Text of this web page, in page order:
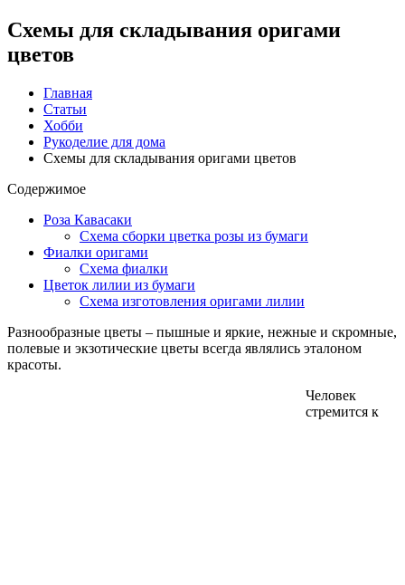
Схемы для складывания оригами
цветов
Главная
Статьи
Хобби
Рукоделие для дома
Схемы для складывания оригами цветов
Содержимое
Роза Кавасаки
Схема сборки цветка розы из бумаги
Фиалки оригами
Схема фиалки
Цветок лилии из бумаги
Схема изготовления оригами лилии
Разнообразные цветы – пышные и яркие, нежные и скромные,
полевые и экзотические цветы всегда являлись эталоном
красоты.
Человек
стремится к